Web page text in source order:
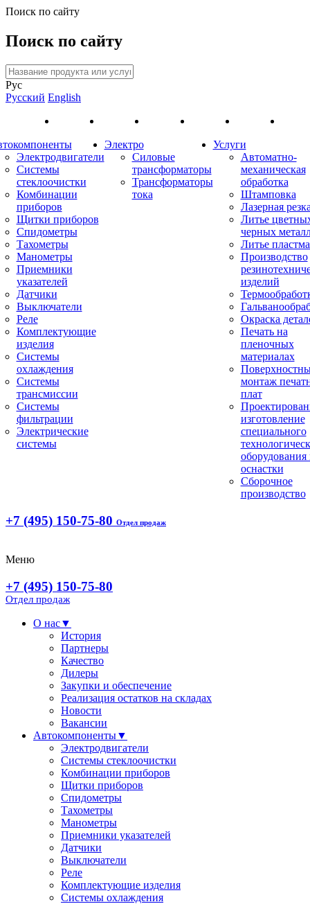
Поиск по сайту
Поиск по сайту
Рус
Русский English
Электродвигатели
Системы
стеклоочистки
Комбинации
приборов
Щитки приборов
Спидометры
Тахометры
Манометры
Приемники
указателей
Датчики
Выключатели
Реле
Комплектующие
изделия
Системы
охлаждения
Системы
трансмиссии
Системы
фильтрации
Электрические
системы
Электро
Силовые
трансформаторы
Трансформаторы
тока
Услуги
Автоматно-
механическая
обработка
Штамповка
Лазерная
Литье
черных
Литье
Производство
изделий
Окраска
Печать на
пленочных
материалах
монтаж
плат
изготовление
специального
оборудования
оснастки
Сборочное
производство
+7 (495) 150-75-80 Отдел продаж
Меню
+7 (495) 150-75-80
Отдел продаж
О нас▼
История
Партнеры
Качество
Дилеры
Закупки и обеспечение
Реализация остатков на складах
Новости
Вакансии
Автокомпоненты▼
Электродвигатели
Системы стеклоочистки
Комбинации приборов
Щитки приборов
Спидометры
Тахометры
Манометры
Приемники указателей
Датчики
Выключатели
Реле
Комплектующие изделия
Системы охлаждения